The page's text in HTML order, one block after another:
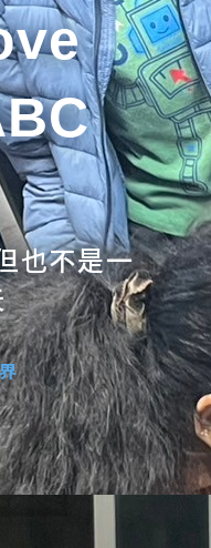
也不是一